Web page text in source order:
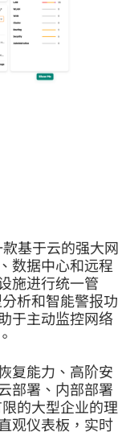
基于云的强大网
数据中心和远程
施进行统一管
析和智能警报功
于主动监控网络
复能力、高阶安
部署、内部部署
的大型企业的理
观仪表板，实时